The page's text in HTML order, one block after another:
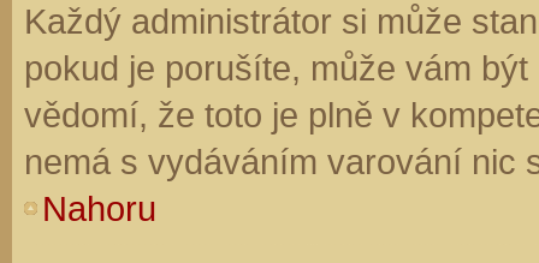
Každý administrátor si může
pokud je porušíte, může vám
vědomí, že toto je plně v
nemá s vydáváním varování nic
Nahoru